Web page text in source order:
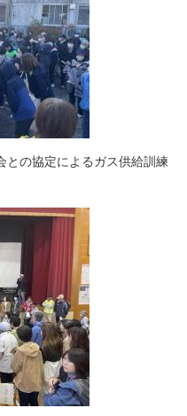
の協定によるガス供給訓練